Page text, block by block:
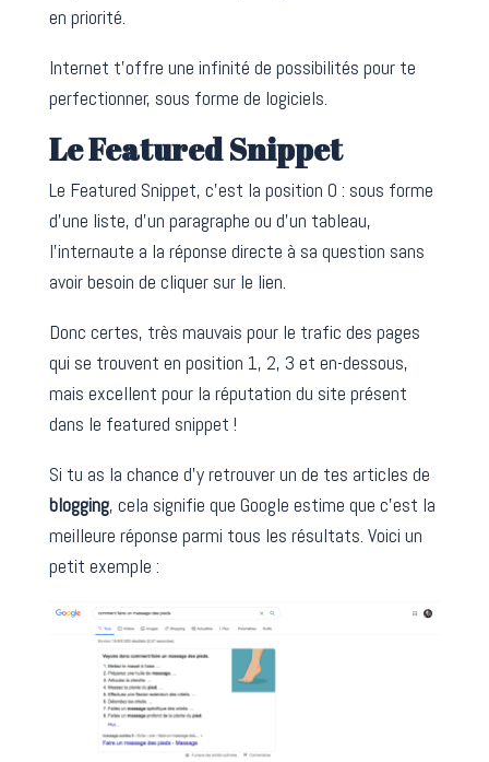
en priorité.
Internet t’offre une infinité de possibilités pour te
perfectionner, sous forme de logiciels.
Le Featured Snippet
Le Featured Snippet, c’est la position 0 : sous forme
d’une liste, d’un paragraphe ou d’un tableau,
l’internaute a la réponse directe à sa question sans
avoir besoin de cliquer sur le lien.
Donc certes, très mauvais pour le trafic des pages
qui se trouvent en position 1, 2, 3 et en-dessous,
mais excellent pour la réputation du site présent
dans le featured snippet !
Si tu as la chance d’y retrouver un de tes articles de
blogging, cela signifie que Google estime que c’est la
meilleure réponse parmi tous les résultats. Voici un
petit exemple :